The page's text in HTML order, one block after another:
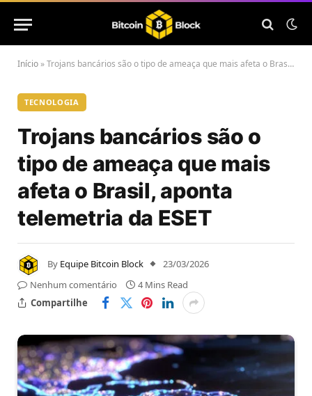
Início »Trojans bancários são o tipo de ameaça que mais afeta o Brasil, aponta telemetria da ESET
TECNOLOGIA
Trojans bancários são o
tipo de ameaça que mais
afeta o Brasil, aponta
telemetria da ESET
By Equipe Bitcoin Block
23/03/2026
Nenhum comentário
4 Mins Read
Compartilhe